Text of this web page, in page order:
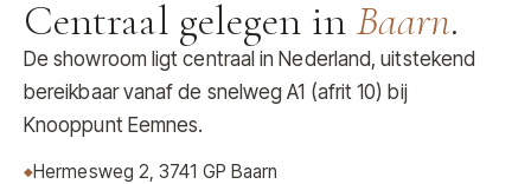
Centraal gelegen in Baarn.
De showroom ligt centraal in Nederland, uitstekend
bereikbaar vanaf de snelweg A1 (afrit 10) bij
Knooppunt Eemnes.
Hermesweg 2, 3741 GP Baarn